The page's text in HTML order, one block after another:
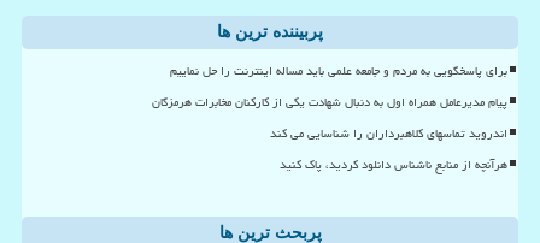
پربیننده ترین ها
برای پاسخگویی به مردم و جامعه علمی باید مساله اینترنت را حل نماییم
پیام مدیرعامل همراه اول به دنبال شهادت یکی از کارکنان مخابرات هرمزگان
اندروید تماسهای کلاهبرداران را شناسایی می کند
هرآنچه از منابع ناشناس دانلود کردید، پاک کنید
پربحث ترین ها